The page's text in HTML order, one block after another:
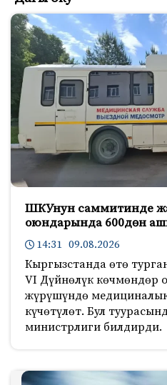
b
o
k
t
e
r
k
l
a
s
s
i
k
ШКУнун саммитинде
оюндарында 600дөн
14:31 09.08.2026
Кыргызстанда өтө
VI Дүйнөлүк көчмөндөр
жүрүшүндө
күчөтүлөт. Бул
министрлиги билдирди.